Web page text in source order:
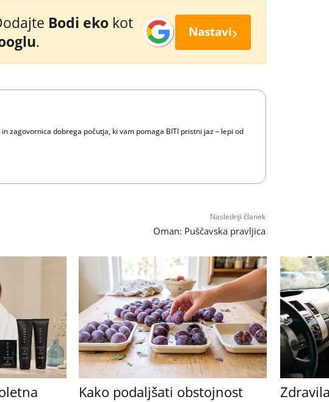
Bodi eko kot
. Nastavi›
zagovornica dobrega počutja, ki vam pomaga BITI pristni jaz – lepi od
Naslednji članek
Oman: Puščavska pravljica
Kako podaljšati obstojnost